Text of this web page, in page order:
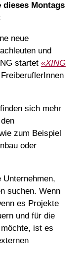
dieses Montags
neue
und
startet «XING
sich mehr
zum Beispiel
oder
Unternehmen,
suchen. Wenn
es Projekte
und für die
ist es